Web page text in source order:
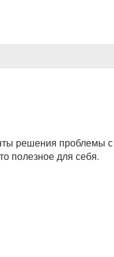
решения проблемы с
полезное для себя.